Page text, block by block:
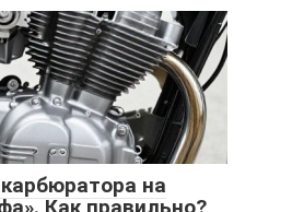
на
Как правильно?